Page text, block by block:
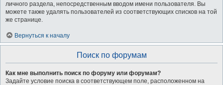
личного раздела, непосредственным вводом имени пользователя. Вы
можете также удалять пользователей из соответствующих списков на той
же странице.
Вернуться к началу
Поиск по форумам
Как мне выполнить поиск по форуму или форумам?
Задайте условие поиска в соответствующем поле, расположенном на